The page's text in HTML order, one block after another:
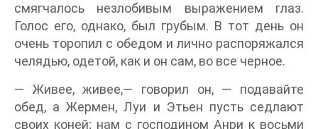
смягчалось незлобивым выражением глаз.
Голос его, однако, был грубым. В тот день он
очень торопил с обедом и лично распоряжался
челядью, одетой, как и он сам, во все черное.
— Живее, живее,— говорил он, — подавайте
обед, а Жермен, Луи и Этьен пусть седлают
своих коней; нам с господином Анри к восьми